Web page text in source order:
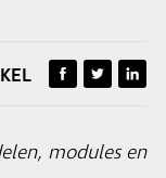
modules en